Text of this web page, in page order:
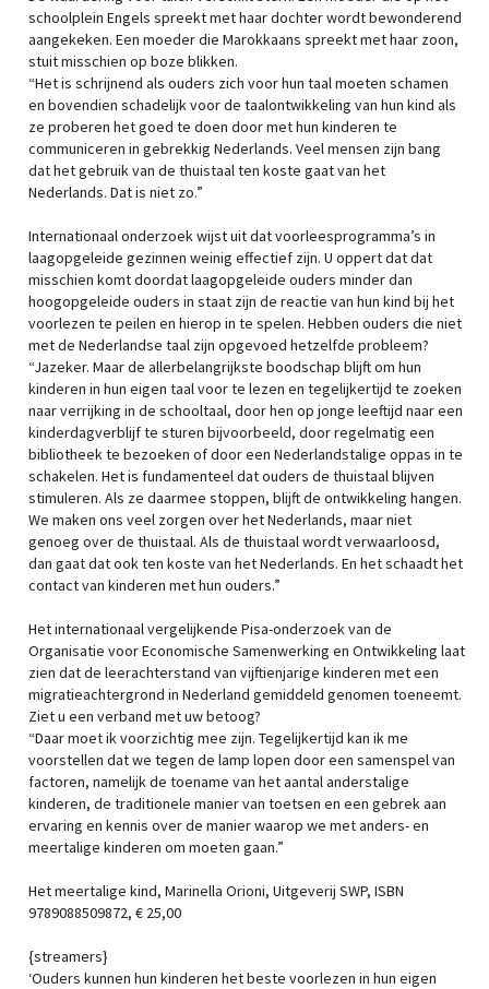
schoolplein Engels spreekt met haar dochter wordt bewonderend
aangekeken. Een moeder die Marokkaans spreekt met haar zoon,
stuit misschien op boze blikken.
“Het is schrijnend als ouders zich voor hun taal moeten schamen
en bovendien schadelijk voor de taalontwikkeling van hun kind als
ze proberen het goed te doen door met hun kinderen te
communiceren in gebrekkig Nederlands. Veel mensen zijn bang
dat het gebruik van de thuistaal ten koste gaat van het
Nederlands. Dat is niet zo.”
Internationaal onderzoek wijst uit dat voorleesprogramma’s in
laagopgeleide gezinnen weinig effectief zijn. U oppert dat dat
misschien komt doordat laagopgeleide ouders minder dan
hoogopgeleide ouders in staat zijn de reactie van hun kind bij het
voorlezen te peilen en hierop in te spelen. Hebben ouders die niet
met de Nederlandse taal zijn opgevoed hetzelfde probleem?
“Jazeker. Maar de allerbelangrijkste boodschap blijft om hun
kinderen in hun eigen taal voor te lezen en tegelijkertijd te zoeken
naar verrijking in de schooltaal, door hen op jonge leeftijd naar een
kinderdagverblijf te sturen bijvoorbeeld, door regelmatig een
bibliotheek te bezoeken of door een Nederlandstalige oppas in te
schakelen. Het is fundamenteel dat ouders de thuistaal blijven
stimuleren. Als ze daarmee stoppen, blijft de ontwikkeling hangen.
We maken ons veel zorgen over het Nederlands, maar niet
genoeg over de thuistaal. Als de thuistaal wordt verwaarloosd,
dan gaat dat ook ten koste van het Nederlands. En het schaadt het
contact van kinderen met hun ouders.”
Het internationaal vergelijkende Pisa-onderzoek van de
Organisatie voor Economische Samenwerking en Ontwikkeling laat
zien dat de leerachterstand van vijftienjarige kinderen met een
migratieachtergrond in Nederland gemiddeld genomen toeneemt.
Ziet u een verband met uw betoog?
“Daar moet ik voorzichtig mee zijn. Tegelijkertijd kan ik me
voorstellen dat we tegen de lamp lopen door een samenspel van
factoren, namelijk de toename van het aantal anderstalige
kinderen, de traditionele manier van toetsen en een gebrek aan
ervaring en kennis over de manier waarop we met anders- en
meertalige kinderen om moeten gaan.”
Het meertalige kind, Marinella Orioni, Uitgeverij SWP, ISBN
9789088509872, € 25,00
{streamers}
‘Ouders kunnen hun kinderen het beste voorlezen in hun eigen